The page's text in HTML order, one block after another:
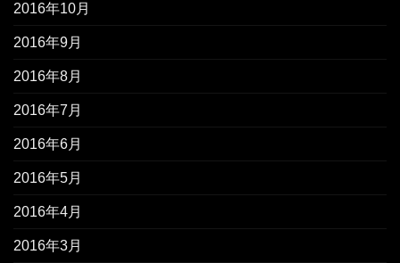
2016年10月
2016年9月
2016年8月
2016年7月
2016年6月
2016年5月
2016年4月
2016年3月